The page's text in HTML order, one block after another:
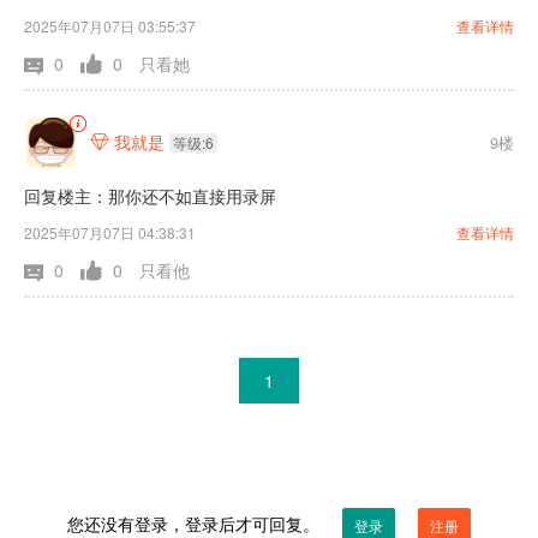
2025年07月07日 03:55:37 查看详情
0 0 只看她
 我就是 等级:6 9楼
回复楼主：那你还不如直接用录屏
2025年07月07日 04:38:31 查看详情
0 0 只看他
1
您还没有登录，登录后才可回复。 登录 注册